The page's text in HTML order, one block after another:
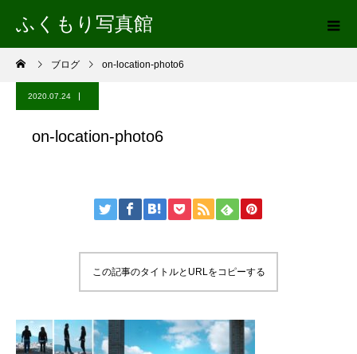
ふくもり写真館
ブログ on-location-photo6
2020.07.24
on-location-photo6
この記事のタイトルとURLをコピーする